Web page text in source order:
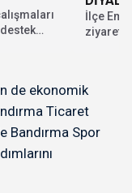
İlçe
ziyaret
de ekonomik
Ticaret
Bandırma Spor